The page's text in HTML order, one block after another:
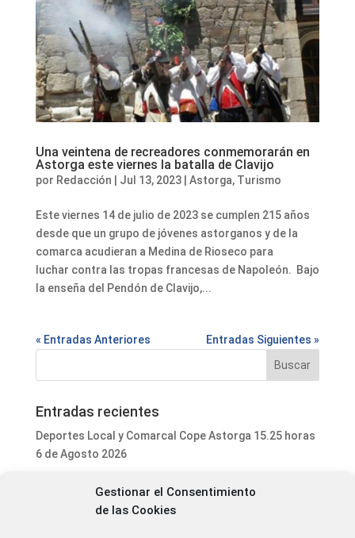
Gestionar el Consentimiento
de las Cookies
Una veintena de recreadores conmemorarán en
Astorga este viernes la batalla de Clavijo
por Redacción Jul 13, 2023| Astorga, Turismo
Este viernes 14 de julio de 2023 se cumplen 215 años
desde que un grupo de jóvenes astorganos y de la
comarca acudieran a Medina de Rioseco para
luchar contra las tropas francesas de Napoleón. Bajo
la enseña del Pendón de Clavijo,...
« Entradas Anteriores Entradas Siguientes »
Entradas recientes
Deportes Local y Comarcal Cope Astorga 15.25 horas
6 de Agosto 2026